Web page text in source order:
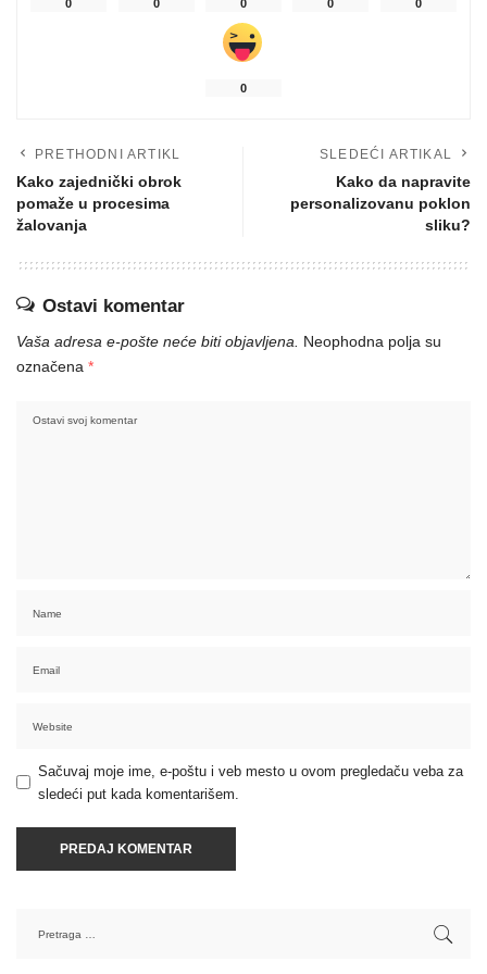
0 0 0 0 0
0
PRETHODNI ARTIKL
Kako zajednički obrok
pomaže u procesima
žalovanja
SLEDEĆI ARTIKAL
Kako da napravite
personalizovanu poklon
sliku?
Ostavi komentar
Vaša adresa e-pošte neće biti objavljena.
Neophodna polja su
označena *
Sačuvaj moje ime, e-poštu i veb mesto u ovom pregledaču veba za
sledeći put kada komentarišem.